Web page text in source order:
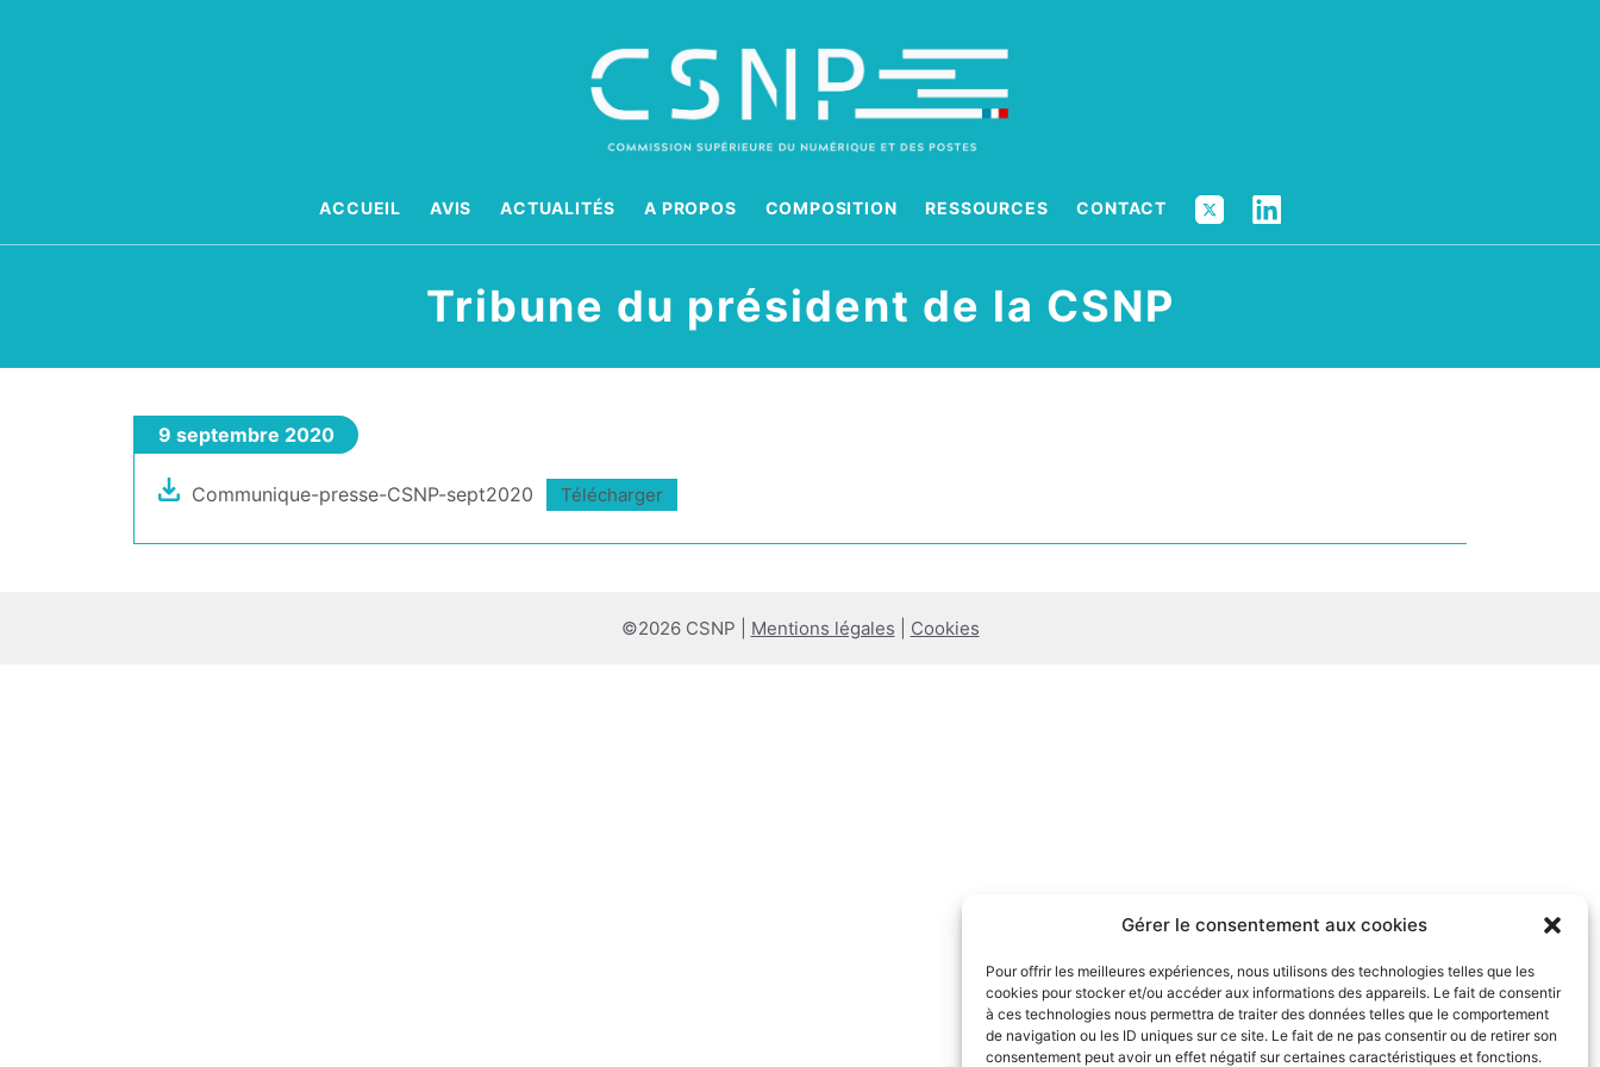
Gérer le consentement aux cookies
Pour offrir les meilleures expériences, nous utilisons des technologies telles que les
cookies pour stocker et/ou accéder aux informations des appareils. Le fait de consentir
à ces technologies nous permettra de traiter des données telles que le comportement
de navigation ou les ID uniques sur ce site. Le fait de ne pas consentir ou de retirer son
consentement peut avoir un effet négatif sur certaines caractéristiques et fonctions.
ACCUEIL AVIS ACTUALITÉS A PROPOS COMPOSITION RESSOURCES CONTACT X
Tribune du président de la CSNP
9 septembre 2020
Communique-presse-CSNP-sept2020 Télécharger
©2026 CSNP | Mentions légales Cookies